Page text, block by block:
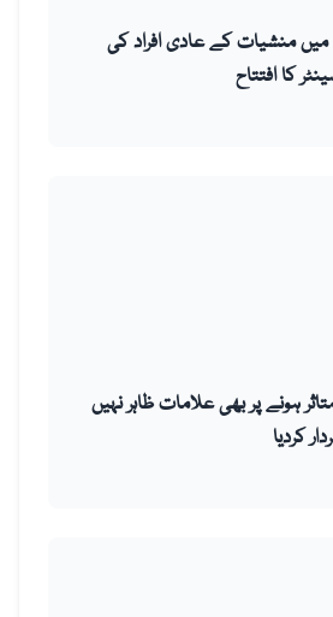
میں منشیات کے عادی افراد کی
کا افتتاح
متاثر ہونے پر بھی علامات ظاہر نہیں
کردیا